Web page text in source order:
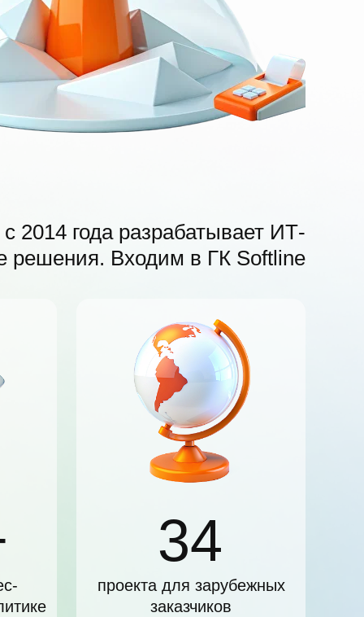
2014 года разрабатывает ИТ-
решения. Входим в ГК Softline
34
проекта для зарубежных
заказчиков